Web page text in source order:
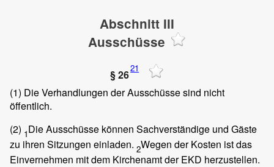
Abschnitt III
Ausschüsse
§ 2621
(1) Die Verhandlungen der Ausschüsse sind nicht
öffentlich.
(2) 1Die Ausschüsse können Sachverständige und Gäste
zu ihren Sitzungen einladen. 2Wegen der Kosten ist das
Einvernehmen mit dem Kirchenamt der EKD herzustellen.